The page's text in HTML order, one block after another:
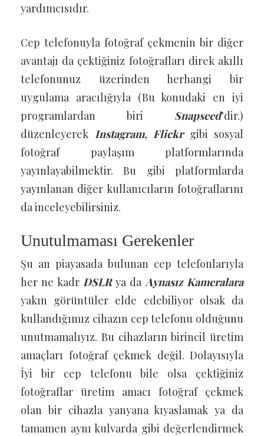
yardımcısıdır.
Cep telefonuyla fotoğraf çekmenin bir diğer
avantajı da çektiğiniz fotoğrafları direk akıllı
telefonunuz üzerinden herhangi bir
uygulama aracılığıyla (Bu konudaki en iyi
programlardan biri Snapseed’dir.)
düzenleyerek Instagram, Flickrgibi sosyal
fotoğraf paylaşım platformlarında
yayınlayabilmektir. Bu gibi platformlarda
yayınlanan diğer kullanıcıların fotoğraflarını
da inceleyebilirsiniz.
Unutulmaması Gerekenler
Şu an piayasada bulunan cep telefonlarıyla
her ne kadrDSLRya da Aynasız Kameralara
yakın görüntüler elde edebiliyor olsak da
kullandığımız cihazın cep telefonu olduğunu
unutmamalıyız. Bu cihazların birincil üretim
amaçları fotoğraf çekmek değil. Dolayısıyla
İyi bir cep telefonu bile olsa çektiğiniz
fotoğraflar üretim amacı fotoğraf çekmek
olan bir cihazla yanyana kıyaslamak ya da
tamamen aynı kulvarda gibi değerlendirmek